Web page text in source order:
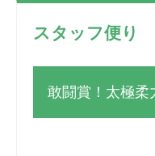
スタッフ便り
敢闘賞！太極柔